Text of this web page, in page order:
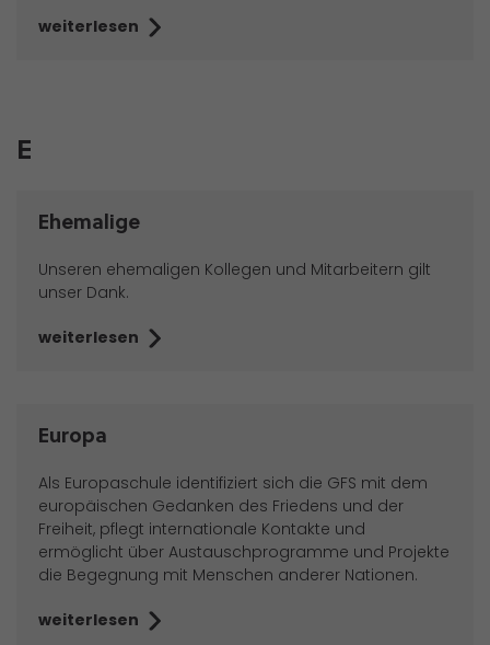
weiterlesen
E
Ehemalige
Unseren ehemaligen Kollegen und Mitarbeitern gilt
unser Dank.
weiterlesen
Europa
Als Europaschule identifiziert sich die GFS mit dem
europäischen Gedanken des Friedens und der
Freiheit, pflegt internationale Kontakte und
ermöglicht über Austauschprogramme und Projekte
die Begegnung mit Menschen anderer Nationen.
weiterlesen